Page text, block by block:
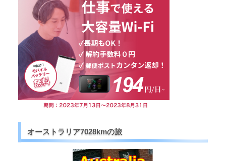
オーストラリア7028kmの旅